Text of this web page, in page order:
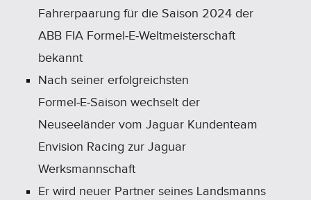
Fahrerpaarung für die Saison 2024 der
ABB FIA Formel‑E‑Weltmeisterschaft
bekannt
Nach seiner erfolgreichsten
Formel‑E‑Saison wechselt der
Neuseeländer vom Jaguar Kundenteam
Envision Racing zur Jaguar
Werksmannschaft
Er wird neuer Partner seines Landsmanns